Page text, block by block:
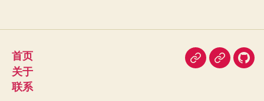
首页
关于
联系
即
豆
我